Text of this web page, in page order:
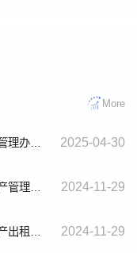
More
2025-04-30
2024-11-29
2024-11-29